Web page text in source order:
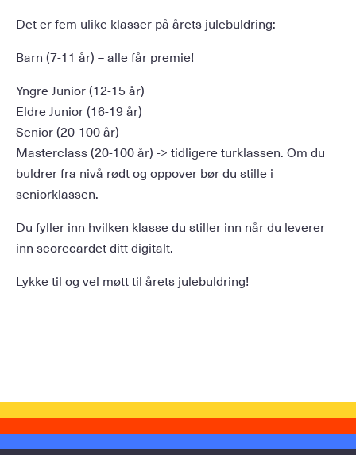
Det er fem ulike klasser på årets julebuldring:
Barn (7-11 år) – alle får premie!
Yngre Junior (12-15 år)
Eldre Junior (16-19 år)
Senior (20-100 år)
Masterclass (20-100 år) -> tidligere turklassen. Om du
buldrer fra nivå rødt og oppover bør du stille i
seniorklassen.
Du fyller inn hvilken klasse du stiller inn når du leverer
inn scorecardet ditt digitalt.
Lykke til og vel møtt til årets julebuldring!